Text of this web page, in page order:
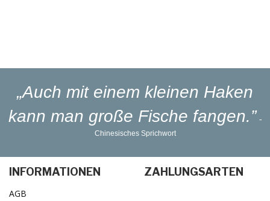
„Auch mit einem kleinen Haken
kann man große Fische fangen.” -
Chinesisches Sprichwort
INFORMATIONEN
AGB
ZAHLUNGSARTEN